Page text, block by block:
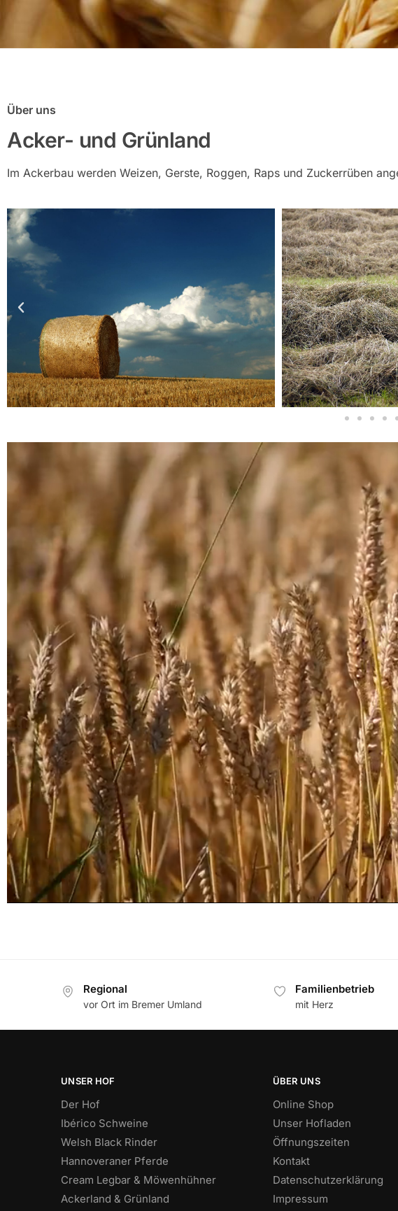
Über uns
Acker- und Grünland
Im Ackerbau werden Weizen, Gerste, Roggen, Raps und Zuckerrüben
Regional
vor Ort im Bremer Umland
Familienbetrieb
mit Herz
UNSER HOF
Der Hof
Ibérico Schweine
Welsh Black Rinder
Hannoveraner Pferde
Cream Legbar & Möwenhühner
Ackerland & Grünland
ÜBER UNS
Online Shop
Unser Hofladen
Öffnungszeiten
Kontakt
Datenschutzerklärung
Impressum